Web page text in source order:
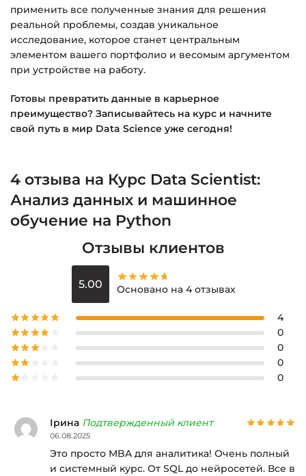
применить все полученные знания для решения
реальной проблемы, создав уникальное
исследование, которое станет центральным
элементом вашего портфолио и весомым аргументом
при устройстве на работу.
Готовы превратить данные в карьерное
преимущество? Записывайтесь на курс и начните
свой путь в мир Data Science уже сегодня!
4 отзыва на Курс Data Scientist:
Анализ данных и машинное
обучение на Python
Отзывы клиентов
5.00 Основано на 4 отзывах
4
0
0
0
0
Ірина Подтвержденный клиент
06.08.2025
Это просто MBA для аналитика! Очень полный
и системный курс. От SQL до нейросетей. Все в